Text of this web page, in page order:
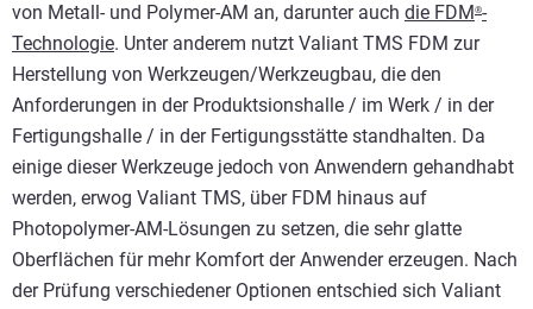
von Metall- und Polymer-AM an, darunter auch die FDM ®-
Technologie. Unter anderem nutzt Valiant TMS FDM zur
Herstellung von Werkzeugen/Werkzeugbau, die den
Anforderungen in der Produktsionshalle / im Werk / in der
Fertigungshalle / in der Fertigungsstätte standhalten. Da
einige dieser Werkzeuge jedoch von Anwendern gehandhabt
werden, erwog Valiant TMS, über FDM hinaus auf
Photopolymer-AM-Lösungen zu setzen, die sehr glatte
Oberflächen für mehr Komfort der Anwender erzeugen. Nach
der Prüfung verschiedener Optionen entschied sich Valiant